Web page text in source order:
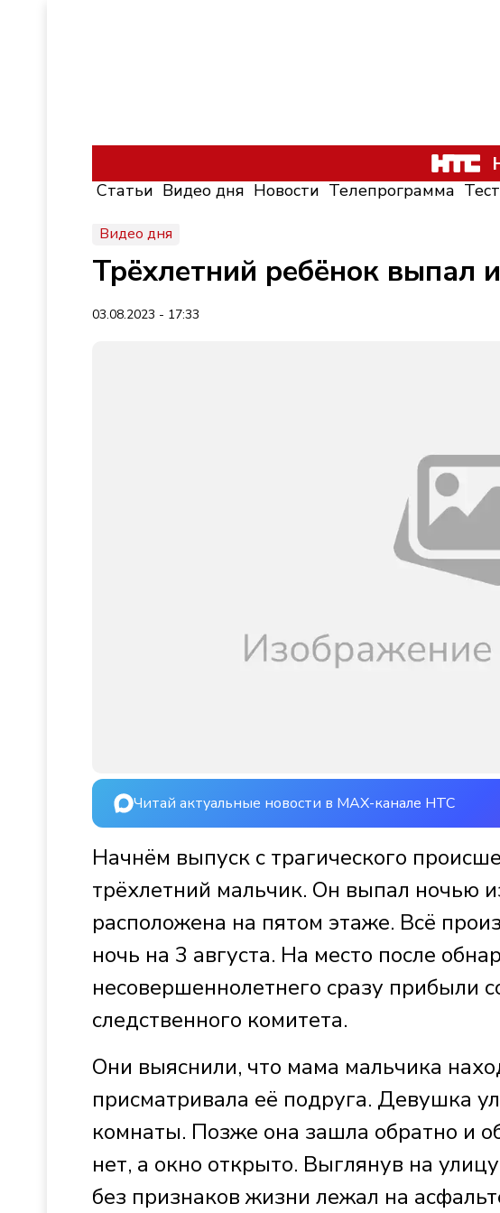
Статьи Видео дня Новости Телепрограмма
Видео дня
Трёхлетний ребёнок выпал
03.08.2023 - 17:33
Читай актуальные новости в MAX-канале НТС
Начнём выпуск с трагического
трёхлетний мальчик. Он выпал ночью
расположена на пятом этаже. Всё
ночь на 3 августа. На место после
несовершеннолетнего сразу прибыли
следственного комитета.
Они выяснили, что мама мальчика
присматривала её подруга. Девушка
комнаты. Позже она зашла обратно и
нет, а окно открыто. Выглянув на
без признаков жизни лежал на